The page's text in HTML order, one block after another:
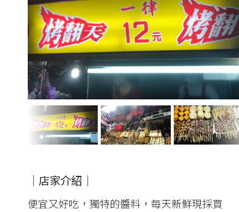
｜店家介紹｜
便宜又好吃，獨特的醬料，每天新鮮現採買